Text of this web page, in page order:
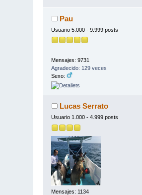
Pau
Usuario 5.000 - 9.999 posts
Mensajes: 9731
Agradecido: 129 veces
Sexo:
Lucas Serrato
Usuario 1.000 - 4.999 posts
Mensajes: 1134